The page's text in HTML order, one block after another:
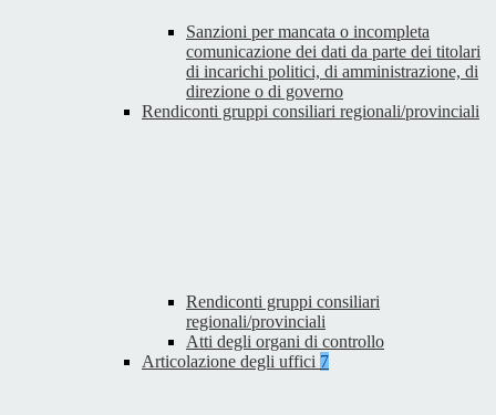
Sanzioni per mancata o incompleta
comunicazione dei dati da parte dei titolari
di incarichi politici, di amministrazione, di
direzione o di governo
Rendiconti gruppi consiliari regionali/provinciali
Rendiconti gruppi consiliari
regionali/provinciali
Atti degli organi di controllo
Articolazione degli uffici 7